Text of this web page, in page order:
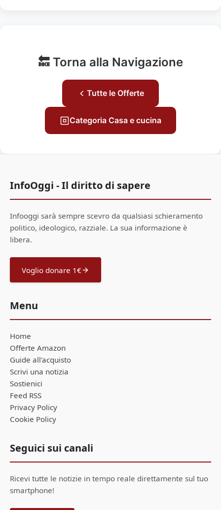
🔙 Torna alla Navigazione
Tutte le Offerte
Categoria Casa e cucina
InfoOggi - Il diritto di sapere
Infooggi sarà sempre scevro da qualsiasi schieramento
politico, ideologico, razziale. La sua informazione è
libera.
Voglio donare 1€
Menu
Home
Offerte Amazon
Guide all'acquisto
Scrivi una notizia
Sostienici
Feed RSS
Privacy Policy
Cookie Policy
Seguici sui canali
Ricevi tutte le notizie in tempo reale direttamente sul tuo
smartphone!